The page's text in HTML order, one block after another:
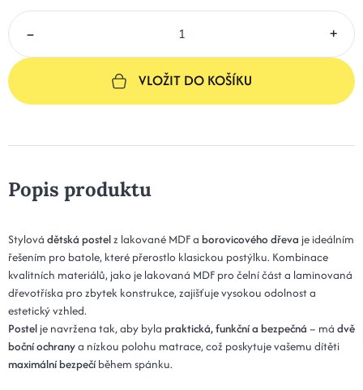
– +
VLOŽIT DO KOŠÍKU
Popis produktu
Stylová dětská postelz lakované MDF a borovicového dřeva je ideálním
řešením pro batole, které přerostlo klasickou postýlku. Kombinace
kvalitních materiálů, jako je lakovaná MDF pro čelní část a laminovaná
dřevotříska pro zbytek konstrukce, zajišťuje vysokou odolnost a
estetický vzhled.
Postel je navržena tak, aby byla praktická, funkční a bezpečná – má dvě
boční ochranya nízkou polohu matrace, což poskytuje vašemu dítěti
maximální bezpečíběhem spánku.